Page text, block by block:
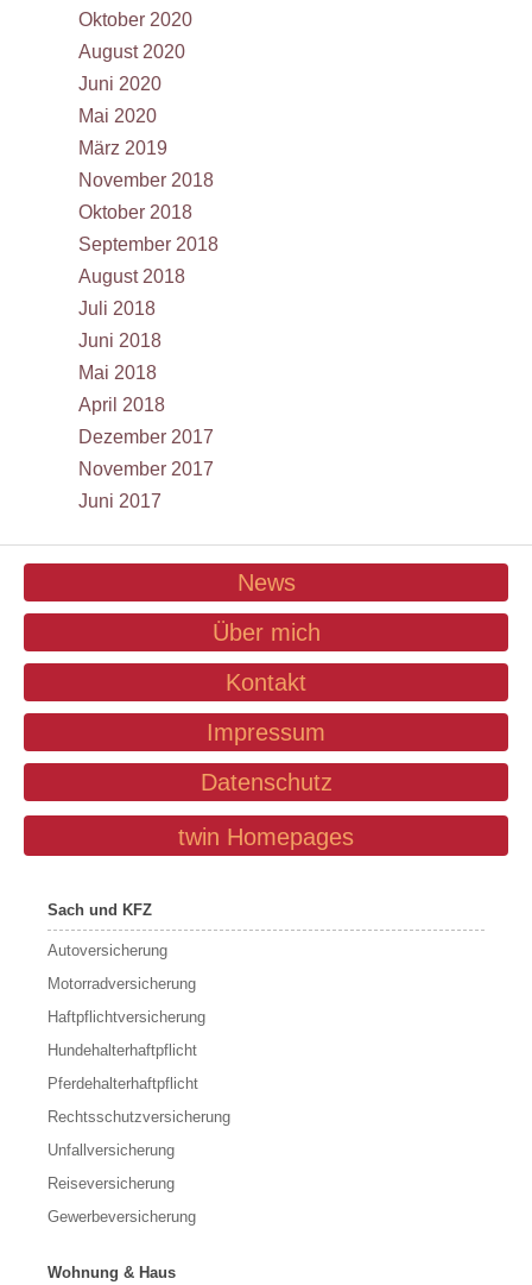
Oktober 2020
August 2020
Juni 2020
Mai 2020
März 2019
November 2018
Oktober 2018
September 2018
August 2018
Juli 2018
Juni 2018
Mai 2018
April 2018
Dezember 2017
November 2017
Juni 2017
News
Über mich
Kontakt
Impressum
Datenschutz
twin Homepages
Sach und KFZ
Autoversicherung
Motorradversicherung
Haftpflichtversicherung
Hundehalterhaftpflicht
Pferdehalterhaftpflicht
Rechtsschutzversicherung
Unfallversicherung
Reiseversicherung
Gewerbeversicherung
Wohnung & Haus